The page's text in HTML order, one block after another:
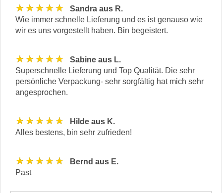
★★★★★
Sandra aus R.
Wie immer schnelle Lieferung und es ist genauso wie
wir es uns vorgestellt haben. Bin begeistert.
★★★★★
Sabine aus L.
Superschnelle Lieferung und Top Qualität. Die sehr
persönliche Verpackung- sehr sorgfältig hat mich sehr
angesprochen.
★★★★★
Hilde aus K.
Alles bestens, bin sehr zufrieden!
★★★★★
Bernd aus E.
Past